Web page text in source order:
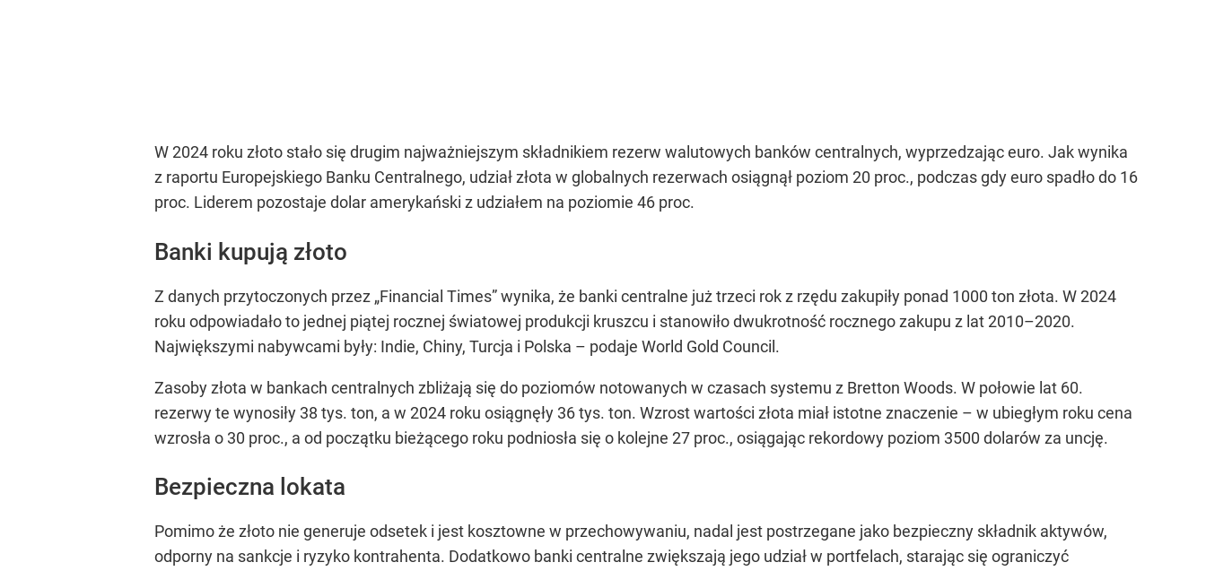
W 2024 roku złoto stało się drugim najważniejszym składnikiem rezerw walutowych banków centralnych, wyprzedzając euro. Jak wynika
z raportu Europejskiego Banku Centralnego, udział złota w globalnych rezerwach osiągnął poziom 20 proc., podczas gdy euro spadło do 16
proc. Liderem pozostaje dolar amerykański z udziałem na poziomie 46 proc.
Banki kupują złoto
Z danych przytoczonych przez „Financial Times” wynika, że banki centralne już trzeci rok z rzędu zakupiły ponad 1000 ton złota. W 2024
roku odpowiadało to jednej piątej rocznej światowej produkcji kruszcu i stanowiło dwukrotność rocznego zakupu z lat 2010–2020.
Największymi nabywcami były: Indie, Chiny, Turcja i Polska – podaje World Gold Council.
Zasoby złota w bankach centralnych zbliżają się do poziomów notowanych w czasach systemu z Bretton Woods. W połowie lat 60.
rezerwy te wynosiły 38 tys. ton, a w 2024 roku osiągnęły 36 tys. ton. Wzrost wartości złota miał istotne znaczenie – w ubiegłym roku cena
wzrosła o 30 proc., a od początku bieżącego roku podniosła się o kolejne 27 proc., osiągając rekordowy poziom 3500 dolarów za uncję.
Bezpieczna lokata
Pomimo że złoto nie generuje odsetek i jest kosztowne w przechowywaniu, nadal jest postrzegane jako bezpieczny składnik aktywów,
odporny na sankcje i ryzyko kontrahenta. Dodatkowo banki centralne zwiększają jego udział w portfelach, starając się ograniczyć